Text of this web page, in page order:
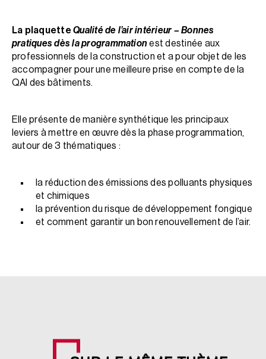
La plaquetteQualité de l’air intérieur – Bonnes
pratiques dès la programmation est destinée aux
professionnels de la construction et a pour objet de les
accompagner pour une meilleure prise en compte de la
QAI des bâtiments.
Elle présente de manière synthétique les principaux
leviers à mettre en œuvre dès la phase programmation,
autour de 3 thématiques :
la réduction des émissions des polluants physiques
et chimiques
la prévention du risque de développement fongique
et comment garantir un bon renouvellement de l’air.